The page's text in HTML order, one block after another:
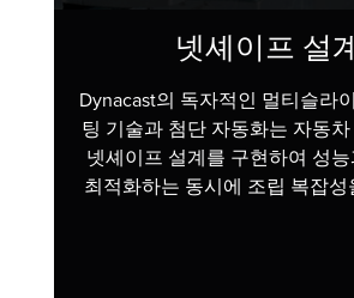
넷셰이프 설
Dynacast의 독자적인 멀티슬라
팅 기술과 첨단 자동화는 자동
넷셰이프 설계를 구현하여 성
최적화하는 동시에 조립 복잡